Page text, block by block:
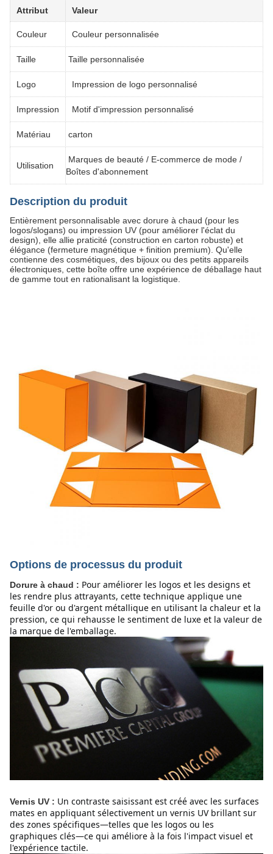
Attribut Valeur
Couleur Couleur personnalisée
Taille Taille personnalisée
Logo Impression de logo personnalisé
Impression Motif d'impression personnalisé
Matériau carton
Utilisation
Marques de beauté / E-commerce de mode /
Boîtes d'abonnement
Description du produit
Entièrement personnalisable avec dorure à chaud (pour les
logos/slogans) ou impression UV (pour améliorer l'éclat du
design), elle allie praticité (construction en carton robuste) et
élégance (fermeture magnétique + finition premium). Qu'elle
contienne des cosmétiques, des bijoux ou des petits appareils
électroniques, cette boîte offre une expérience de déballage haut
de gamme tout en rationalisant la logistique.
Options de processus du produit
Dorure à chaud : Pour améliorer les logos et les designs et
les rendre plus attrayants, cette technique applique une
feuille d'or ou d'argent métallique en utilisant la chaleur et la
pression, ce qui rehausse le sentiment de luxe et la valeur de
la marque de l'emballage.
Vernis UV : Un contraste saisissant est créé avec les surfaces
mates en appliquant sélectivement un vernis UV brillant sur
des zones spécifiques—telles que les logos ou les
graphiques clés—ce qui améliore à la fois l'impact visuel et
l'expérience tactile.